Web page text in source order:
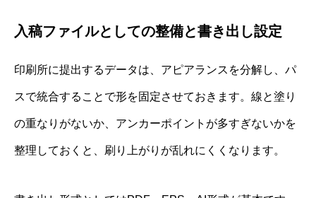
入稿ファイルとしての整備と書き出し設定
印刷所に提出するデータは、アピアランスを分解し、パ
スで統合することで形を固定させておきます。線と塗り
の重なりがないか、アンカーポイントが多すぎないかを
整理しておくと、刷り上がりが乱れにくくなります。